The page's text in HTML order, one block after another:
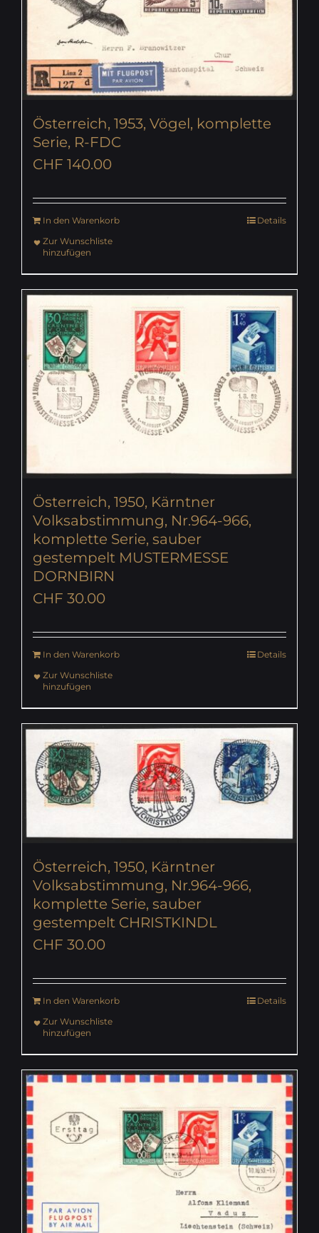
Österreich, 1953, Vögel, komplette
Serie, R-FDC
CHF 140.00
In den Warenkorb
Details
Zur Wunschliste
hinzufügen
Österreich, 1950, Kärntner
Volksabstimmung, Nr.964-966,
komplette Serie, sauber
gestempelt MUSTERMESSE
DORNBIRN
CHF 30.00
In den Warenkorb
Details
Zur Wunschliste
hinzufügen
Österreich, 1950, Kärntner
Volksabstimmung, Nr.964-966,
komplette Serie, sauber
gestempelt CHRISTKINDL
CHF 30.00
In den Warenkorb
Details
Zur Wunschliste
hinzufügen